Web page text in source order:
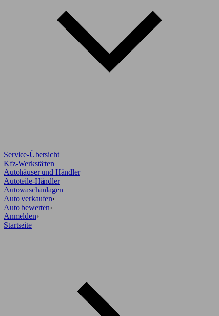
Service-Übersicht
Kfz-Werkstätten
Autohäuser und Händler
Autoteile-Händler
Autowaschanlagen
Auto verkaufen›
Auto bewerten›
Anmelden›
Startseite